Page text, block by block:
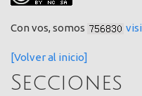
Con vos, somos
[Volver al inicio]
Secciones